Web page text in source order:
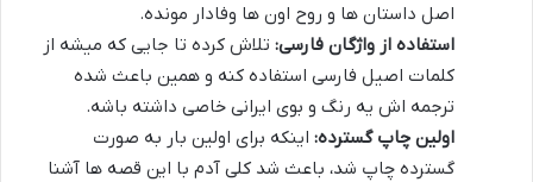
اصل داستان ها و روح اون ها وفادار مونده.
استفاده از واژگان فارسی: تلاش کرده تا جایی که میشه از
کلمات اصیل فارسی استفاده کنه و همین باعث شده
ترجمه اش یه رنگ و بوی ایرانی خاصی داشته باشه.
اولین چاپ گسترده: اینکه برای اولین بار به صورت
گسترده چاپ شد، باعث شد کلی آدم با این قصه ها آشنا